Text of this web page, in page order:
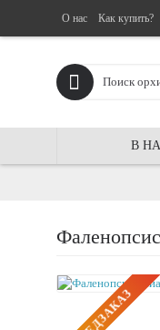
О нас Как купить?
В